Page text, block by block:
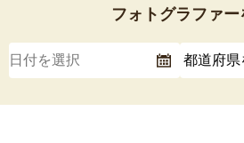
フォトグラファー